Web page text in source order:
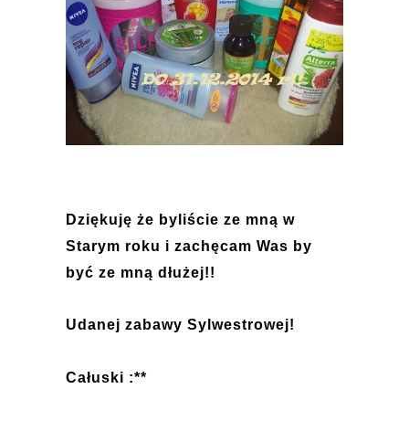
Dziękuję że byliście ze mną w
Starym roku i zachęcam Was by
być ze mną dłużej!!
Udanej zabawy Sylwestrowej!
Całuski :**